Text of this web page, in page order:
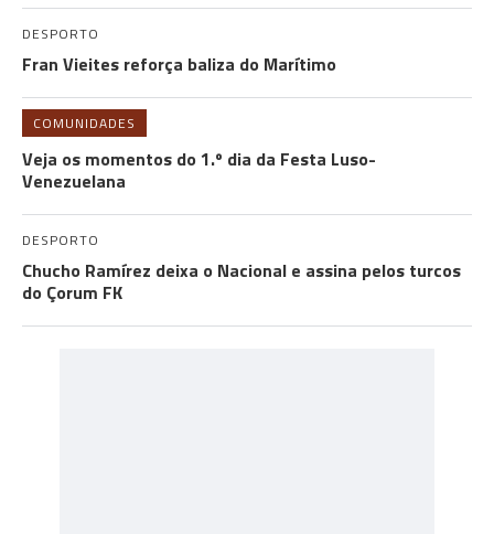
DESPORTO
Fran Vieites reforça baliza do Marítimo
COMUNIDADES
Veja os momentos do 1.º dia da Festa Luso-
Venezuelana
DESPORTO
Chucho Ramírez deixa o Nacional e assina pelos turcos
do Çorum FK